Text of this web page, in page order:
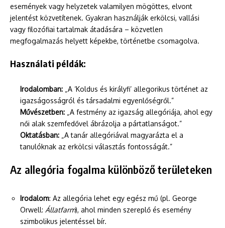
események vagy helyzetek valamilyen mögöttes, elvont
jelentést közvetítenek. Gyakran használják erkölcsi, vallási
vagy filozófiai tartalmak átadására – közvetlen
megfogalmazás helyett képekbe, történetbe csomagolva.
Használati példák:
Irodalomban: „A ‘Koldus és királyfi’ allegorikus történet az
igazságosságról és társadalmi egyenlőségről.”
Művészetben: „A festmény az igazság allegóriája, ahol egy
női alak szemfedővel ábrázolja a pártatlanságot.”
Oktatásban: „A tanár allegóriával magyarázta el a
tanulóknak az erkölcsi választás fontosságát.”
Az allegória fogalma különböző területeken
Irodalom: Az allegória lehet egy egész mű (pl. George
Orwell: Állatfarm), ahol minden szereplő és esemény
szimbolikus jelentéssel bír.